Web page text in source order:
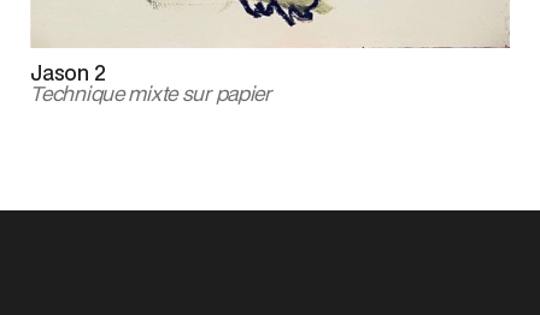
Jason 2
Technique mixte sur papier